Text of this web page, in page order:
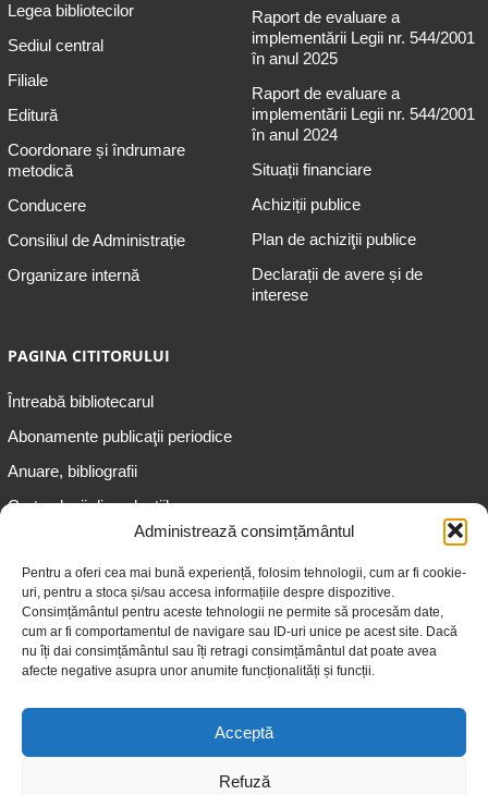
Administrează consimțământul
Pentru a oferi cea mai bună experiență, folosim tehnologii, cum ar fi cookie-
uri, pentru a stoca și/sau accesa informațiile despre dispozitive.
Consimțământul pentru aceste tehnologii ne permite să procesăm date,
cum ar fi comportamentul de navigare sau ID-uri unice pe acest site. Dacă
nu îți dai consimțământul sau îți retragi consimțământul dat poate avea
afecte negative asupra unor anumite funcționalități și funcții.
Acceptă
Refuză
Legea bibliotecilor
Sediul central
Filiale
Editură
Coordonare și îndrumare
metodică
Conducere
Consiliul de Administrație
Organizare internă
Raport de evaluare a
implementării Legii nr. 544/2001
în anul 2025
Raport de evaluare a
implementării Legii nr. 544/2001
în anul 2024
Situații financiare
Achiziții publice
Plan de achiziţii publice
Declarații de avere și de
interese
PAGINA CITITORULUI
Întreabă bibliotecarul
Abonamente publicaţii periodice
Anuare, bibliografii
Cartea lunii din colecțiile
Informații pentru adolescenți
Informații pentru adulți
Informații pentru seniori